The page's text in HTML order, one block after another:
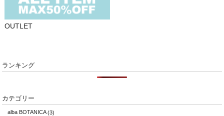
OUTLET
ランキング
カテゴリー
alba BOTANICA(3)